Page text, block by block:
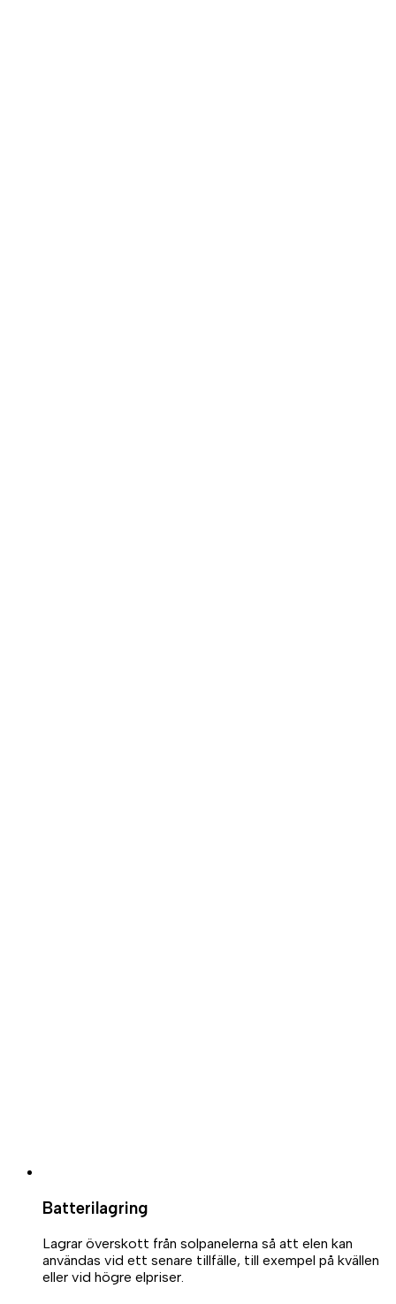
Batterilagring
Lagrar överskott från solpanelerna så att elen kan
användas vid ett senare tillfälle, till exempel på kvällen
eller vid högre elpriser.